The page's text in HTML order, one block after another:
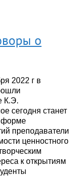
о
2022 г в
К.Э.
сегодня станет
форме
преподаватели
ценностного
к открытиям